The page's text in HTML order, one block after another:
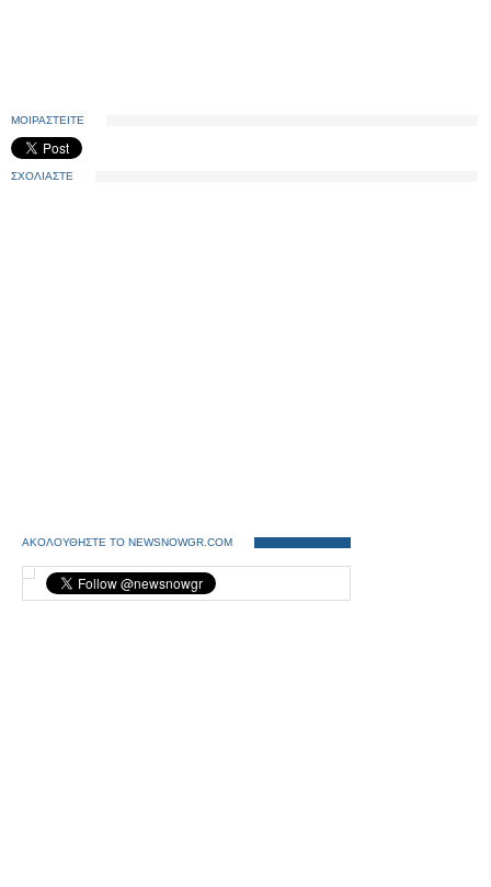
ΜΟΙΡΑΣΤΕΙΤΕ
ΣΧΟΛΙΑΣΤΕ
ΑΚΟΛΟΥΘΗΣΤΕ ΤΟ NEWSNOWGR.COM